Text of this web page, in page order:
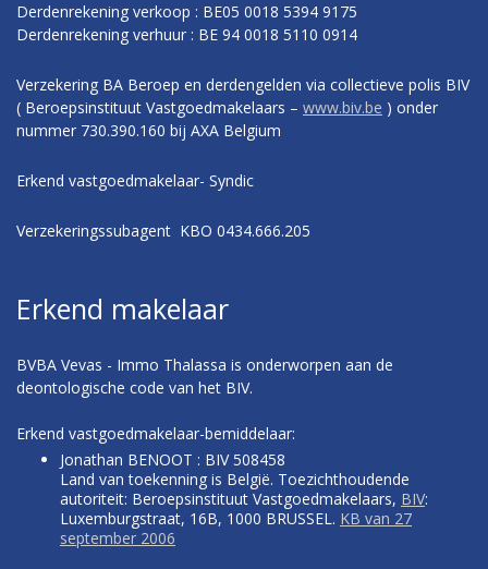
Derdenrekening verkoop : BE05 0018 5394 9175
Derdenrekening verhuur : BE 94 0018 5110 0914
Verzekering BA Beroep en derdengelden via collectieve polis BIV
( Beroepsinstituut Vastgoedmakelaars – www.biv.be ) onder
nummer 730.390.160 bij AXA Belgium
Erkend vastgoedmakelaar- Syndic
Verzekeringssubagent KBO 0434.666.205
Erkend makelaar
BVBA Vevas - Immo Thalassa is onderworpen aan de
deontologische code van het BIV.
Erkend vastgoedmakelaar-bemiddelaar:
Jonathan BENOOT : BIV 508458
Land van toekenning is België. Toezichthoudende
autoriteit: Beroepsinstituut Vastgoedmakelaars, BIV:
Luxemburgstraat, 16B, 1000 BRUSSEL. KB van 27
september 2006